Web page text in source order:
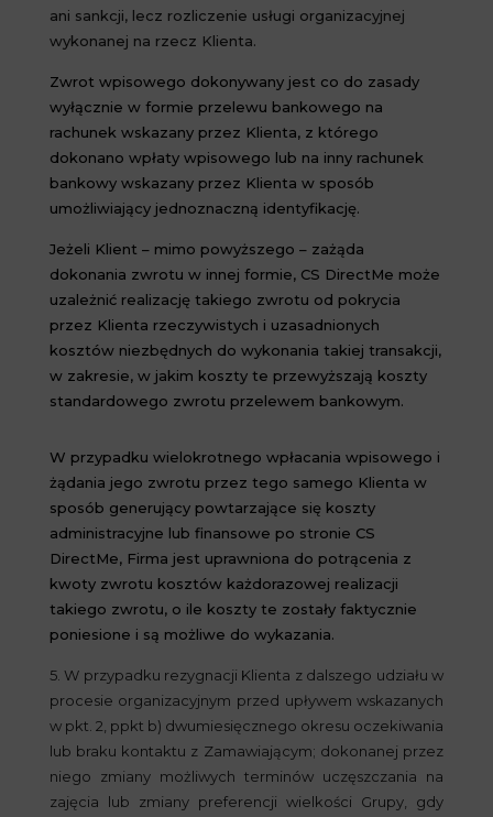
ani sankcji, lecz rozliczenie usługi organizacyjnej
wykonanej na rzecz Klienta.
Zwrot wpisowego dokonywany jest co do zasady
wyłącznie w formie przelewu bankowego na
rachunek wskazany przez Klienta, z którego
dokonano wpłaty wpisowego lub na inny rachunek
bankowy wskazany przez Klienta w sposób
umożliwiający jednoznaczną identyfikację.
Jeżeli Klient – mimo powyższego – zażąda
dokonania zwrotu w innej formie, CS DirectMe może
uzależnić realizację takiego zwrotu od pokrycia
przez Klienta rzeczywistych i uzasadnionych
kosztów niezbędnych do wykonania takiej transakcji,
w zakresie, w jakim koszty te przewyższają koszty
standardowego zwrotu przelewem bankowym.
W przypadku wielokrotnego wpłacania wpisowego i
żądania jego zwrotu przez tego samego Klienta w
sposób generujący powtarzające się koszty
administracyjne lub finansowe po stronie CS
DirectMe, Firma jest uprawniona do potrącenia z
kwoty zwrotu kosztów każdorazowej realizacji
takiego zwrotu, o ile koszty te zostały faktycznie
poniesione i są możliwe do wykazania.
5. W przypadku rezygnacji Klienta z dalszego udziału w
procesie organizacyjnym przed upływem wskazanych
w pkt. 2, ppkt b) dwumiesięcznego okresu oczekiwania
lub braku kontaktu z Zamawiającym; dokonanej przez
niego zmiany możliwych terminów uczęszczania na
zajęcia lub zmiany preferencji wielkości Grupy, gdy